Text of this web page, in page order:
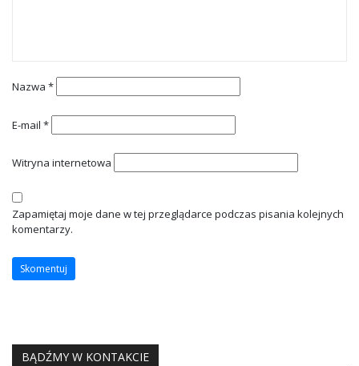
Nazwa *
E-mail *
Witryna internetowa
Zapamiętaj moje dane w tej przeglądarce podczas pisania kolejnych
komentarzy.
BĄDŹMY W KONTAKCIE